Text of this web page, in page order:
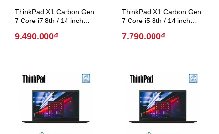
ThinkPad X1 Carbon Gen
7 Core i7 8th / 14 inch
9.490.000₫
ThinkPad X1 Carbon Gen
7 Core i5 8th / 14 inch
7.790.000₫